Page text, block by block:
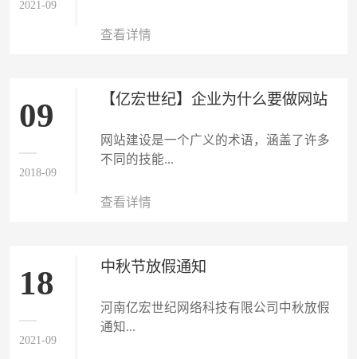
2021-09
查看详情
09
2018-09
【亿宏世纪】企业为什么要做网站
网站建设是一个广义的术语，涵盖了许多
不同的技能...
查看详情
18
2021-09
中秋节放假通知
河南亿宏世纪网络科技有限公司中秋放假
通知...